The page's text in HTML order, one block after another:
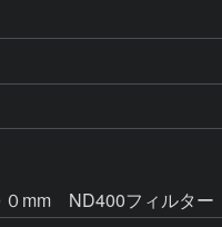
mm　ND400フィルター